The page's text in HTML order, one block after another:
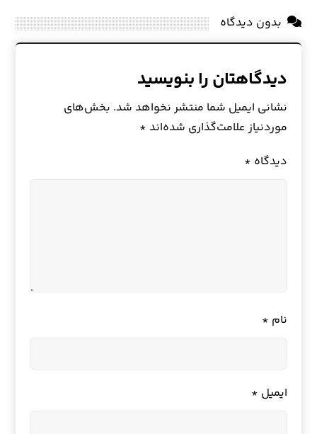
بدون دیدگاه
دیدگاهتان را بنویسید
نشانی ایمیل شما منتشر نخواهد شد. بخش‌های
موردنیاز علامت‌گذاری شده‌اند *
دیدگاه *
نام *
ایمیل *